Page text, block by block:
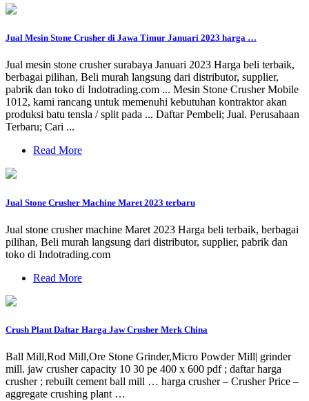
Jual Mesin Stone Crusher di Jawa Timur Januari 2023 harga …
Jual mesin stone crusher surabaya Januari 2023 Harga beli terbaik,
berbagai pilihan, Beli murah langsung dari distributor, supplier,
pabrik dan toko di Indotrading.com ... Mesin Stone Crusher Mobile
1012, kami rancang untuk memenuhi kebutuhan kontraktor akan
produksi batu tensla / split pada ... Daftar Pembeli; Jual. Perusahaan
Terbaru; Cari ...
Read More
Jual Stone Crusher Machine Maret 2023 terbaru
Jual stone crusher machine Maret 2023 Harga beli terbaik, berbagai
pilihan, Beli murah langsung dari distributor, supplier, pabrik dan
toko di Indotrading.com
Read More
Crush Plant Daftar Harga Jaw Crusher Merk China
Ball Mill,Rod Mill,Ore Stone Grinder,Micro Powder Mill| grinder
mill. jaw crusher capacity 10 30 pe 400 x 600 pdf ; daftar harga
crusher ; rebuilt cement ball mill … harga crusher – Crusher Price –
aggregate crushing plant …